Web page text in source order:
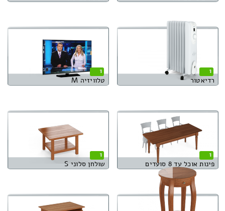
1
רדיאטור
1
טלוויזיה M
1
פינות אוכל עד 8 סועדים
1
שולחן סלוני S